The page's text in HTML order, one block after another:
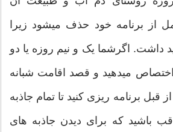
از برنامه خود حذف میشود زیرا
داشت. اگرشما یک و نیم روزه یا دو
میدهید و قصد اقامت شبانه
قبل برنامه ریزی کنید تا تمام جاذبه
باشید که برای دیدن جاذبه های